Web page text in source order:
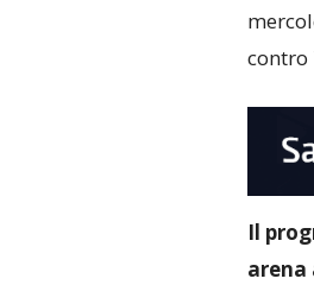
contro
Il
arena